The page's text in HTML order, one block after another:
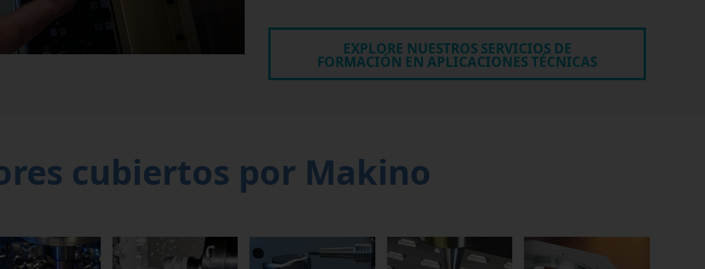
EXPLORE NUESTROS SERVICIOS DE
FORMACIÓN EN APLICACIONES TÉCNICAS
cubiertos por Makino